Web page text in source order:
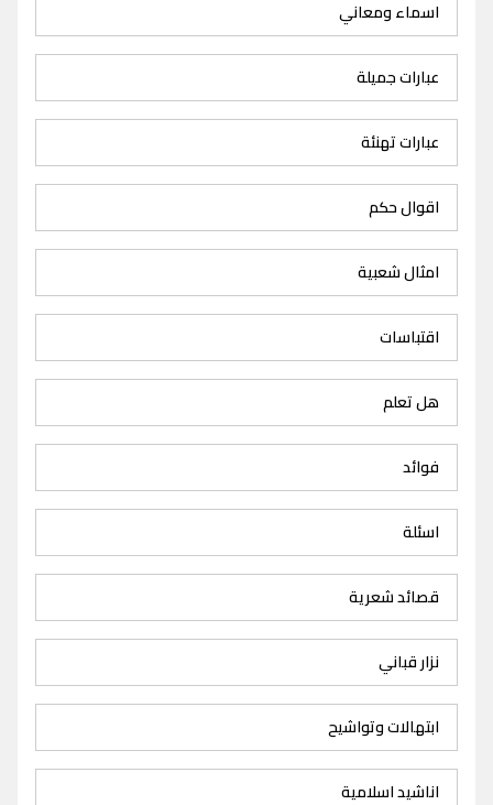
اسماء ومعاني
عبارات جميلة
عبارات تهنئة
اقوال حكم
امثال شعبية
اقتباسات
هل تعلم
فوائد
اسئلة
قصائد شعرية
نزار قباني
ابتهالات وتواشيح
اناشيد اسلامية